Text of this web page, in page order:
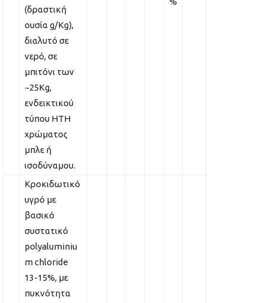
(δραστική
ουσία g/Kg),
διαλυτό σε
νερό, σε
μπιτόνι των
~25Kg,
ενδεικτικού
τύπου ΗΤΗ
χρώματος
μπλε ή
ισοδύναμου.
Κροκιδωτικό
υγρό με
βασικό
συστατικό
polyaluminiu
m chloride
13-15%, με
πυκνότητα